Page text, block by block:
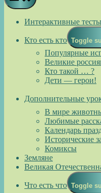
Интерактивные тесты
Кто есть кто Toggle
Популярные
Великие
Кто такой … ?
Дети — герои!
Дополнительные
В мире
Любимые
Календарь
Исторические
Комиксы
Земляне
Великая
Что есть что Toggle